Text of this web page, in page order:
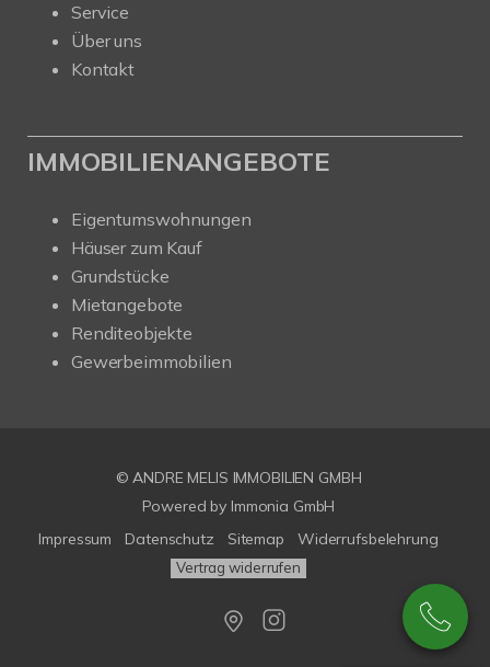
Service
Über uns
Kontakt
IMMOBILIENANGEBOTE
Eigentumswohnungen
Häuser zum Kauf
Grundstücke
Mietangebote
Renditeobjekte
Gewerbeimmobilien
© ANDRE MELIS IMMOBILIEN GMBH
Powered by Immonia GmbH
Impressum
Datenschutz Sitemap Widerrufsbelehrung
Vertrag widerrufen